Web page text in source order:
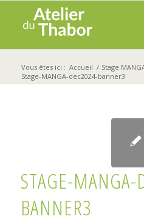
Vous êtes ici : Accueil / Stage
Stage-MANGA-dec2024-banner3
STAGE-MANGA-
BANNER3